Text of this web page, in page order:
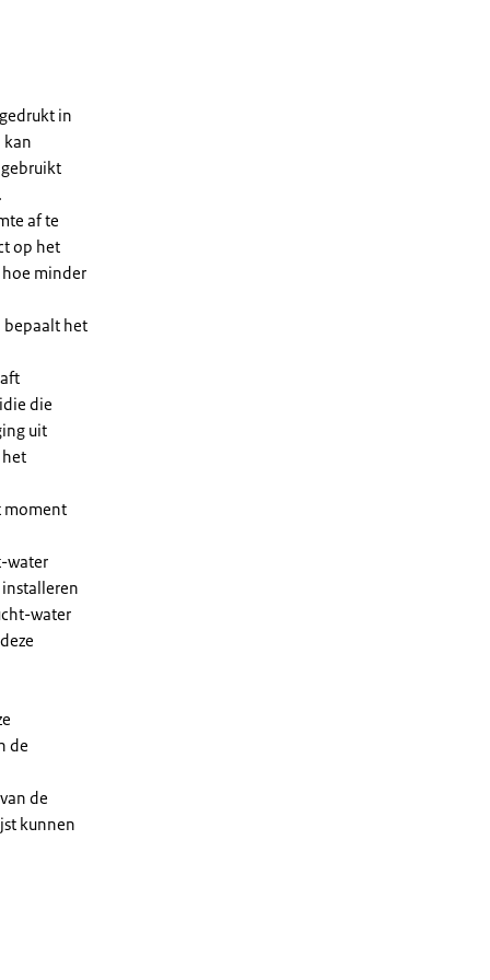
in
kan
af te
op het
hoe minder
bepaalt het
die
uit
moment
water
water
de
de
kunnen